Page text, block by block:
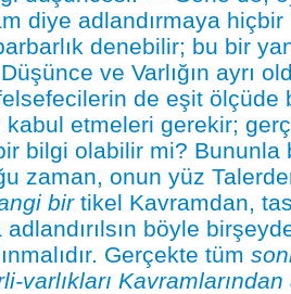
diye adlandırmaya hiçbir
denebilir; bu bir
ve Varlığın ayrı
de eşit ölçüde
kabul etmeleri gerekir;
bilgi olabilir mi? Bununla
zaman, onun yüz
bir tikel Kavramdan,
adlandırılsın böyle
Gerçekte tüm
varlıkları Kavramlarından